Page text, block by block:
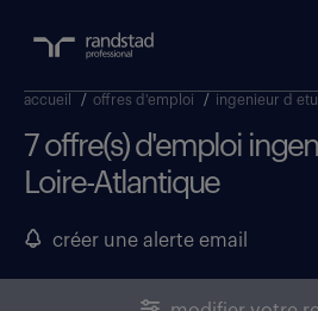
accueil / offres d'emploi / ingenieur d
7 offre(s) d'emploi
Loire-Atlantique
créer une alerte email